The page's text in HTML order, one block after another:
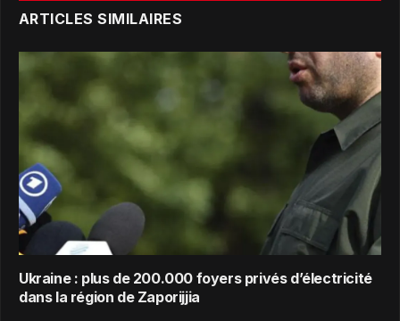
ARTICLES SIMILAIRES
Ukraine : plus de 200.000 foyers privés d’électricité
dans la région de Zaporijjia